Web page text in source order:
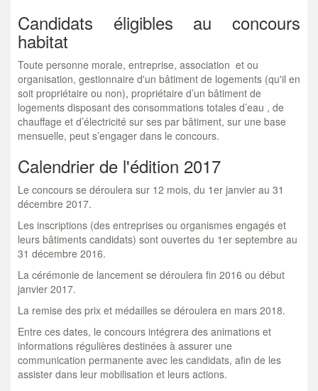
Candidats éligibles au concours
habitat
Toute personne morale, entreprise, association et ou
organisation, gestionnaire d'un bâtiment de logements (qu'il en
soit propriétaire ou non), propriétaire d’un bâtiment de
logements disposant des consommations totales d’eau , de
chauffage et d’électricité sur ses par bâtiment, sur une base
mensuelle, peut s’engager dans le concours.
Calendrier de l'édition 2017
Le concours se déroulera sur 12 mois, du 1er janvier au 31
décembre 2017.
Les inscriptions (des entreprises ou organismes engagés et
leurs bâtiments candidats) sont ouvertes du 1er septembre au
31 décembre 2016.
La cérémonie de lancement se déroulera fin 2016 ou début
janvier 2017.
La remise des prix et médailles se déroulera en mars 2018.
Entre ces dates, le concours intégrera des animations et
informations régulières destinées à assurer une
communication permanente avec les candidats, afin de les
assister dans leur mobilisation et leurs actions.